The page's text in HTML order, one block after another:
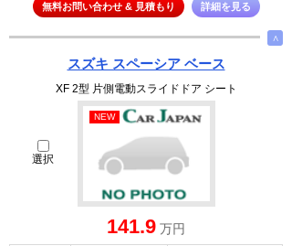
無料お問い合わせ & 見積もり 詳細を見る
∧
スズキ スペーシア ベース
XF 2型 片側電動スライドドア シート
選択
NEW
141.9 万円